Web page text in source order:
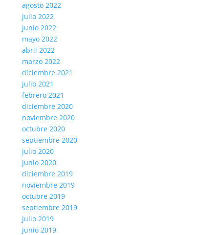
agosto 2022
julio 2022
junio 2022
mayo 2022
abril 2022
marzo 2022
diciembre 2021
julio 2021
febrero 2021
diciembre 2020
noviembre 2020
octubre 2020
septiembre 2020
julio 2020
junio 2020
diciembre 2019
noviembre 2019
octubre 2019
septiembre 2019
julio 2019
junio 2019